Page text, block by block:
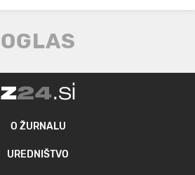
O ŽURNALU
UREDNIŠTVO